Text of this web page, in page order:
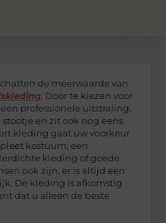
de meerwaarde van
. Door te kiezen voor
professionele uitstraling,
en zit ook nog eens
kleding gaat uw voorkeur
kostuum, een
kleding of goede
ook zijn, er is altijd een
De kleding is afkomstig
dat u alleen de beste